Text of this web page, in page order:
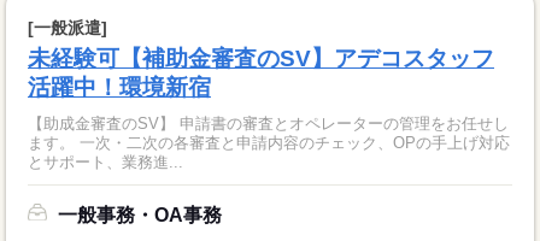
[一般派遣]
未経験可【補助金審査のSV】アデコスタッフ
活躍中！環境新宿
【助成金審査のSV】 申請書の審査とオペレーターの管理をお任せし
ます。 一次・二次の各審査と申請内容のチェック、OPの手上げ対応
とサポート、業務進...
一般事務・OA事務